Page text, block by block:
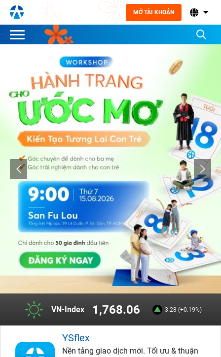
MỞ TÀI KHOẢN
VN-Index 1,768.06 3.28 (+0.19%)
YSflex
Nền tảng giao dịch mới. Tối ưu & thuận